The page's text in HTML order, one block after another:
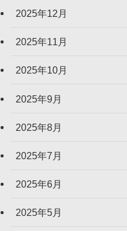
2025年12月
2025年11月
2025年10月
2025年9月
2025年8月
2025年7月
2025年6月
2025年5月